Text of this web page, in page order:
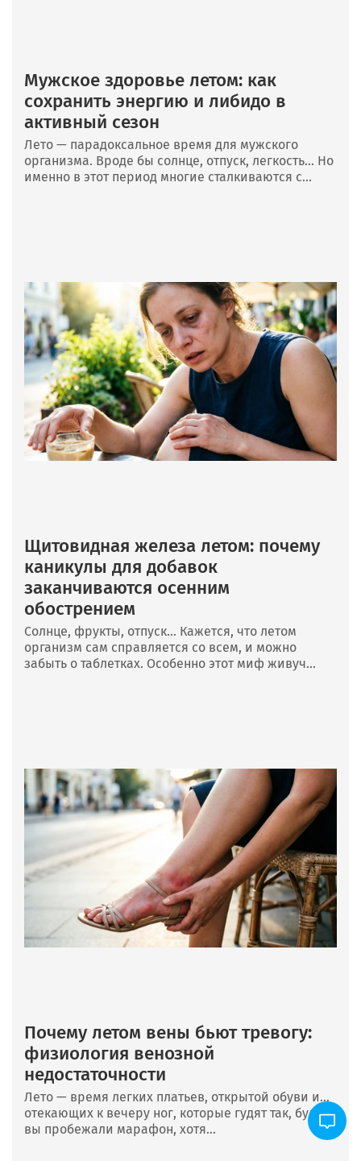
Мужское здоровье летом: как
сохранить энергию и либидо в
активный сезон
Лето — парадоксальное время для мужского
организма. Вроде бы солнце, отпуск, легкость… Но
именно в этот период многие сталкиваются с...
Щитовидная железа летом: почему
каникулы для добавок
заканчиваются осенним
обострением
Солнце, фрукты, отпуск… Кажется, что летом
организм сам справляется со всем, и можно
забыть о таблетках. Особенно этот миф живуч...
Почему летом вены бьют тревогу:
физиология венозной
недостаточности
Лето — время легких платьев, открытой обуви и…
отекающих к вечеру ног, которые гудят так, будто
вы пробежали марафон, хотя...